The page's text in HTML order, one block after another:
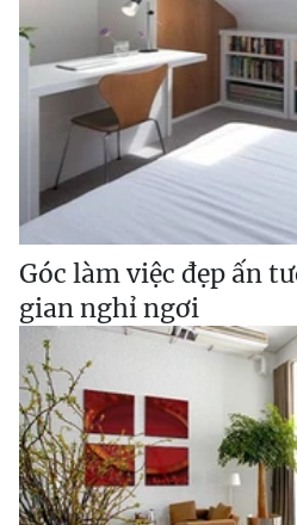
Góc làm việc đẹp ấn
gian nghỉ ngơi